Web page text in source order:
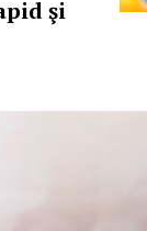
şi